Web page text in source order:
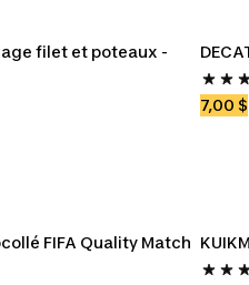
filet et poteaux -
7,00 $
FIFA Quality Match